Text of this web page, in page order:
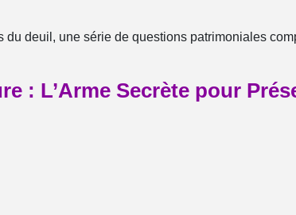
du deuil, une série de questions patrimoniales
: L’Arme Secrète pour